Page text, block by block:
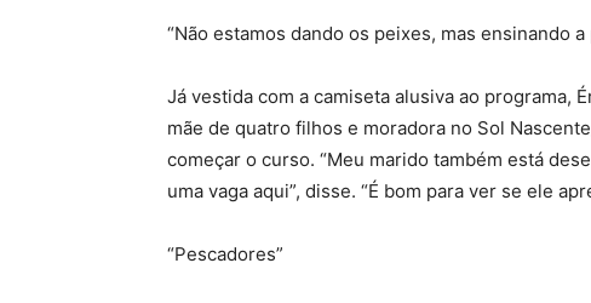
“Não estamos dando os peixes, mas ensinando
Já vestida com a camiseta alusiva ao programa,
mãe de quatro filhos e moradora no Sol
começar o curso. “Meu marido também está
uma vaga aqui”, disse. “É bom para ver se ele
“Pescadores”